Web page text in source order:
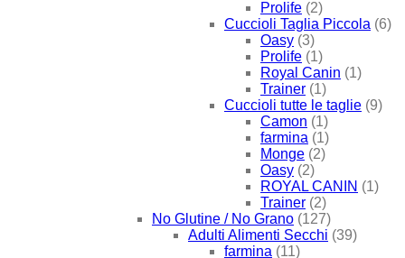
Prolife (2)
Cuccioli Taglia Piccola (6)
Oasy (3)
Prolife (1)
Royal Canin (1)
Trainer (1)
Cuccioli tutte le taglie (9)
Camon (1)
farmina (1)
Monge (2)
Oasy (2)
ROYAL CANIN (1)
Trainer (2)
No Glutine / No Grano (127)
Adulti Alimenti Secchi (39)
farmina (11)